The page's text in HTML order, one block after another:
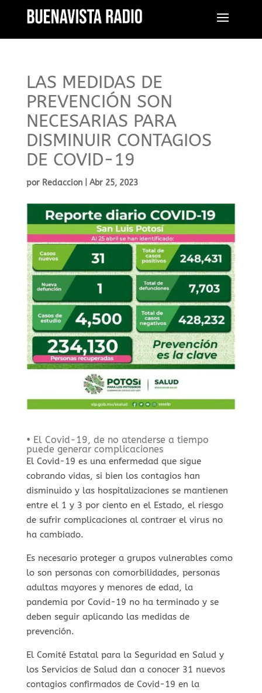
LAS MEDIDAS DE
PREVENCIÓN SON
NECESARIAS PARA
DISMINUIR CONTAGIOS
DE COVID-19
por Redaccion| Abr 25, 2023
• El Covid-19, de no atenderse a tiempo
puede generar complicaciones
El Covid-19 es una enfermedad que sigue
cobrando vidas, si bien los contagios han
disminuido y las hospitalizaciones se mantienen
entre el 1 y 3 por ciento en el Estado, el riesgo
de sufrir complicaciones al contraer el virus no
ha cambiado.
Es necesario proteger a grupos vulnerables como
lo son personas con comorbilidades, personas
adultas mayores y menores de edad, la
pandemia por Covid-19 no ha terminado y se
deben seguir aplicando las medidas de
prevención.
El Comité Estatal para la Seguridad en Salud y
los Servicios de Salud dan a conocer 31 nuevos
contagios confirmados de Covid-19 en la